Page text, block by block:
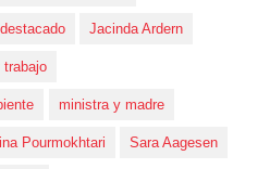
destacado Jacinda Ardern
trabajo
ministra y madre
Pourmokhtari Sara Aagesen